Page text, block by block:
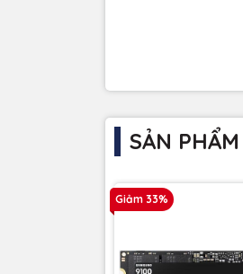
SẢN
Giảm 33%